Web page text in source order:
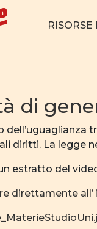
di
diritti. La legge
estratto del
direttamente all’